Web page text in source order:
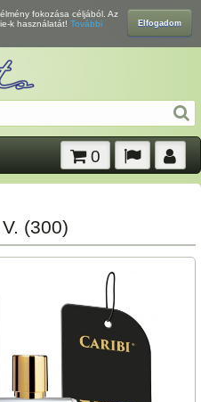
Elfogadom
fokozása céljából. Az
k használatát! További
0
(300)